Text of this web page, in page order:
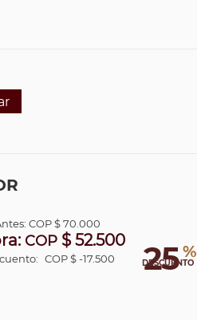
25 %
DESCUENTO
COP$ 70.000
COP $ 52.500
COP $ -17.500